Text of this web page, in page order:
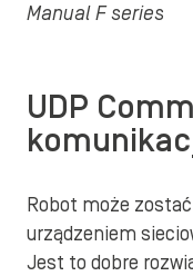
Manual F series
UDP
Robot może
urządzeniem
Jest to dobre